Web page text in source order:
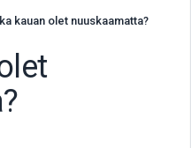
kauan olet nuuskaamatta?